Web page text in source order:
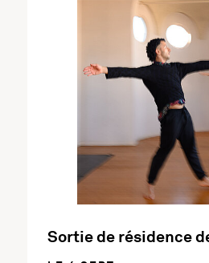
Sortie de résidence
En savoir plus sur l'activité